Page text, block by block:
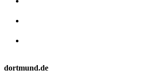
dortmund.de